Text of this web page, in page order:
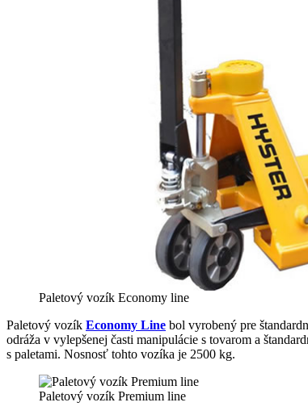
Paletový vozík Economy line
Paletový vozík Economy Line bol vyrobený pre
odráža v vylepšenej časti manipulácie s tovarom a
s paletami. Nosnosť tohto vozíka je 2500 kg.
Paletový vozík Premium line